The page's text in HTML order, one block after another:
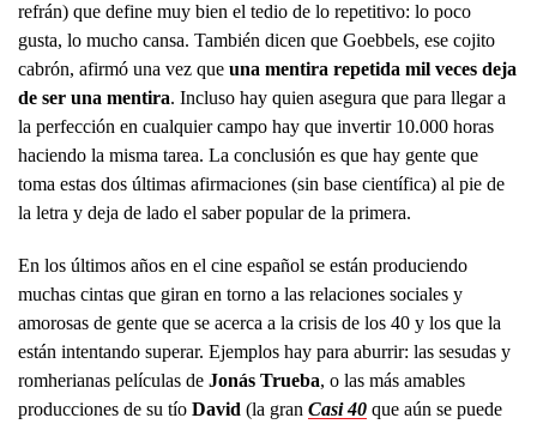
refrán) que define muy bien el tedio de lo repetitivo: lo poco
gusta, lo mucho cansa. También dicen que Goebbels, ese cojito
cabrón, afirmó una vez que una mentira repetida mil veces deja
de ser una mentira. Incluso hay quien asegura que para llegar a
la perfección en cualquier campo hay que invertir 10.000 horas
haciendo la misma tarea. La conclusión es que hay gente que
toma estas dos últimas afirmaciones (sin base científica) al pie de
la letra y deja de lado el saber popular de la primera.
En los últimos años en el cine español se están produciendo
muchas cintas que giran en torno a las relaciones sociales y
amorosas de gente que se acerca a la crisis de los 40 y los que la
están intentando superar. Ejemplos hay para aburrir: las sesudas y
romherianas películas de Jonás Trueba, o las más amables
producciones de su tío David (la gran Casi 40 que aún se puede